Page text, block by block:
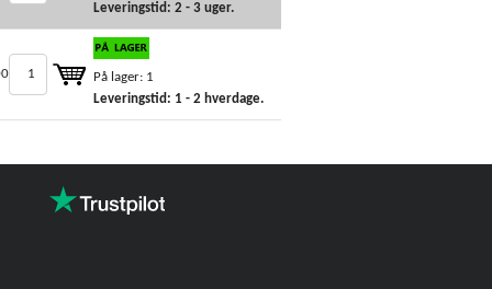
Leveringstid: 2 - 3 uger.
På lager: 1
Leveringstid: 1 - 2 hverdage.